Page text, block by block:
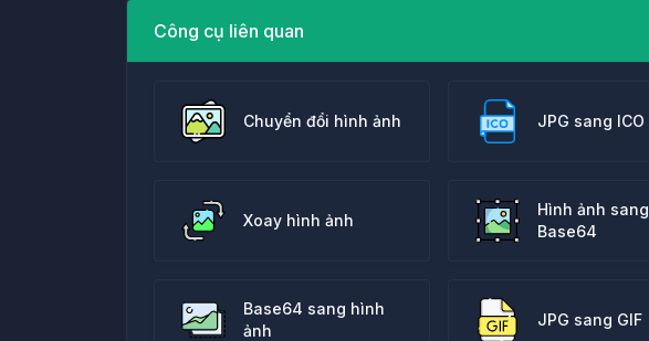
Công cụ liên quan
Chuyển đổi hình ảnh JPG sang ICO
Xoay hình ảnh
Hình ảnh sang
Base64
Base64 sang hình
ảnh
JPG sang GIF